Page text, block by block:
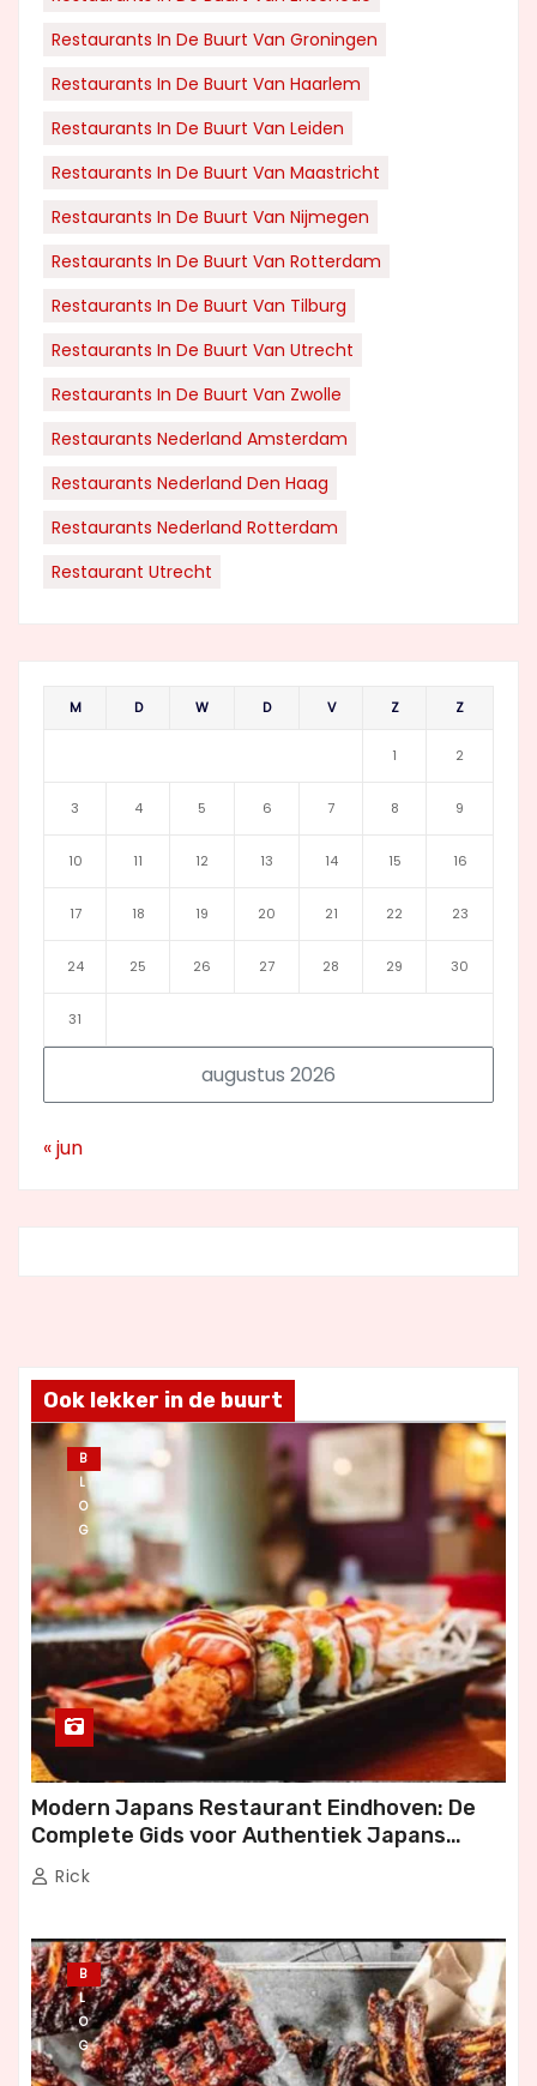
Restaurants In De Buurt Van Groningen
Restaurants In De Buurt Van Haarlem
Restaurants In De Buurt Van Leiden
Restaurants In De Buurt Van Maastricht
Restaurants In De Buurt Van Nijmegen
Restaurants In De Buurt Van Rotterdam
Restaurants In De Buurt Van Tilburg
Restaurants In De Buurt Van Utrecht
Restaurants In De Buurt Van Zwolle
Restaurants Nederland Amsterdam
Restaurants Nederland Den Haag
Restaurants Nederland Rotterdam
Restaurant Utrecht
augustus 2026
M D W D V Z Z
1 2
3 4 5 6 7 8 9
10 11 12 13 14 15 16
17 18 19 20 21 22 23
24 25 26 27 28 29 30
31
« jun
Ook lekker in de buurt
B
L
O
G
Modern Japans Restaurant Eindhoven: De
Complete Gids voor Authentiek Japans
Dineren
Rick
B
L
O
G